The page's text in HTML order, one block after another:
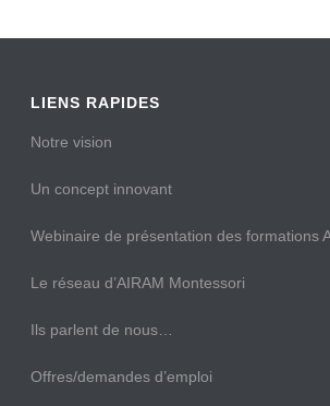
LIENS RAPIDES
Notre vision
Un concept innovant
Webinaire de présentation des formations
Le réseau d’AIRAM Montessori
Ils parlent de nous…
Offres/demandes d’emploi